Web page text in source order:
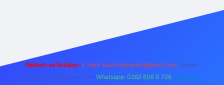
Reklam ve İletişim: E-mail: backlinkpaneli@gmail.com Teams:
forumhizmeti@gmail.com Whatsapp: 0262 606 0 726 Telegram: